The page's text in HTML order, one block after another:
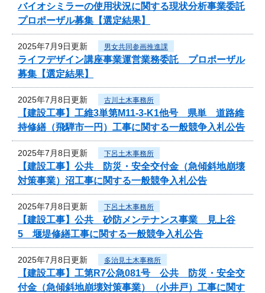
バイオシミラーの使用状況に関する現状分析事業委託
プロポーザル募集【選定結果】
2025年7月9日更新 男女共同参画推進課
ライフデザイン講座事業運営業務委託 プロポーザル
募集【選定結果】
2025年7月8日更新 古川土木事務所
【建設工事】工維3単第M11-3-K1他号 県単 道路維
持修繕（飛騨市一円）工事に関する一般競争入札公告
2025年7月8日更新 下呂土木事務所
【建設工事】公共 防災・安全交付金（急傾斜地崩壊
対策事業）沼工事に関する一般競争入札公告
2025年7月8日更新 下呂土木事務所
【建設工事】公共 砂防メンテナンス事業 見上谷
5 堰堤修繕工事に関する一般競争入札公告
2025年7月8日更新 多治見土木事務所
【建設工事】工第R7公急081号 公共 防災・安全交
付金（急傾斜地崩壊対策事業）（小井戸）工事に関す